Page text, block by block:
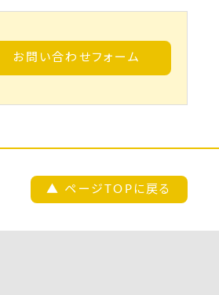
お問い合わせフォーム
▲ ページTOPに戻る